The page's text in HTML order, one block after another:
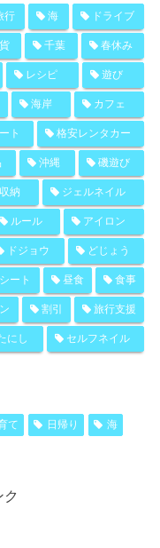
行 海 ドライブ
千葉 春休み
レシピ 遊び
海岸 カフェ
ト 格安レンタカー
沖縄 磯遊び
納 ジェルネイル
ルール アイロン
ドジョウ どじょう
ート 昼食 食事
割引 旅行支援
にし セルフネイル
て 日帰り
海